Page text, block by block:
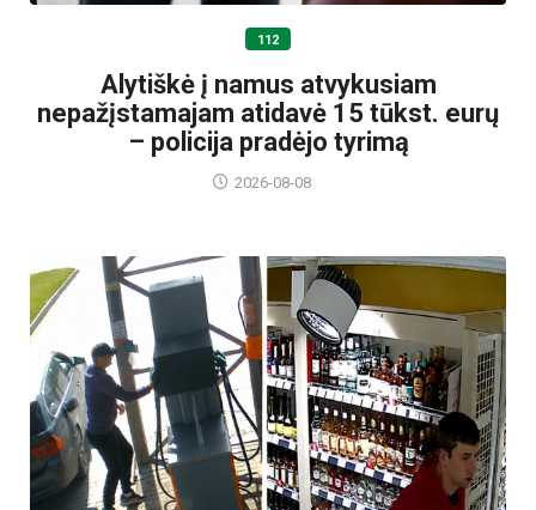
112
Alytiškė į namus atvykusiam
nepažįstamajam atidavė 15 tūkst. eurų
– policija pradėjo tyrimą
2026-08-08